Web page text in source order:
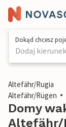
Dokąd chcesz
Dodaj1 / 39
Altefähr/Rugia
Altefähr/Rügen
Domy
Altefähr/